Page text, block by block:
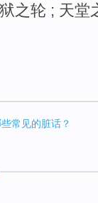
之轮 ; 天堂
常见的脏话？